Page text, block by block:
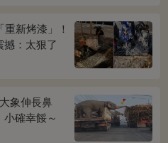
新烤漆」！
撼：太狠了
象伸長鼻
小確幸餒～